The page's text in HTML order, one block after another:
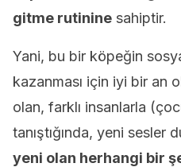
gitme rutinine sahiptir.
Yani, bu bir köpeğin
kazanması için iyi bir an
olan, farklı insanlarla
tanıştığında, yeni sesler
yeni olan herhangi bir